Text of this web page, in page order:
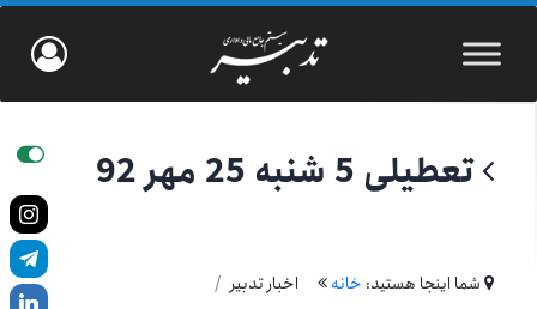
تعطیلی 5 شنبه 25 مهر 92
شما اینجا هستید: خانه
اخبار تدبیر